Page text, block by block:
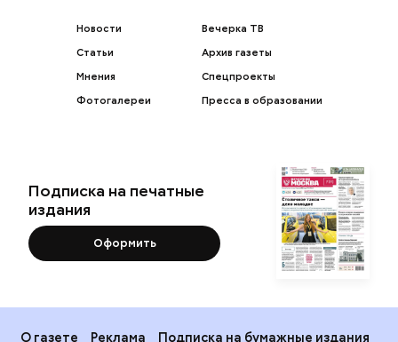
Новости
Статьи
Мнения
Фотогалереи
Вечерка ТВ
Архив газеты
Спецпроекты
Пресса в образовании
Подписка на печатные
издания
Оформить
О газете Реклама
Подписка на бумажные издания